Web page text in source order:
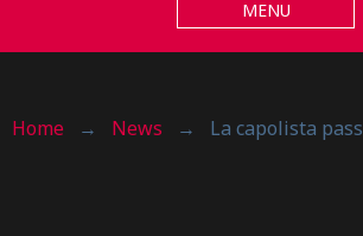
MENU
Home → News → La capolista passa al PalaRavasio